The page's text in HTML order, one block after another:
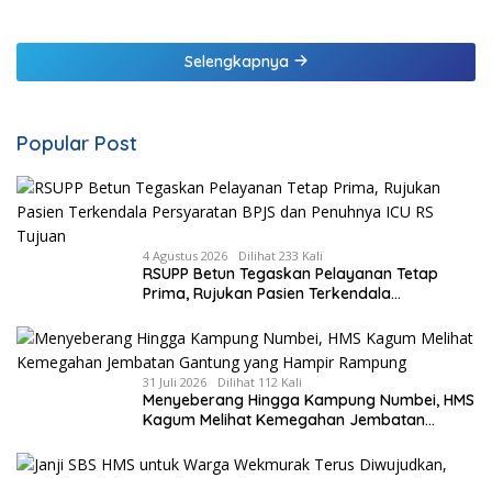
Malaka
Selengkapnya
Popular Post
4 Agustus 2026 Dilihat 233 Kali
RSUPP Betun Tegaskan Pelayanan Tetap
Prima, Rujukan Pasien Terkendala
Tujuan
31 Juli 2026 Dilihat 112 Kali
Menyeberang Hingga Kampung Numbei, HMS
Kagum Melihat Kemegahan Jembatan